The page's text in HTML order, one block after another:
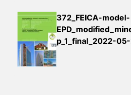
372_FEICA-model-
p_1_final_2022-